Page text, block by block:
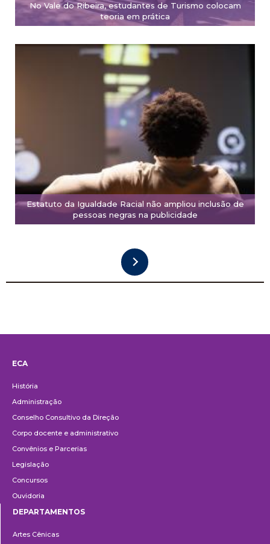
No Vale do Ribeira, estudantes de Turismo colocam
teoria em prática
Estatuto da Igualdade Racial não ampliou inclusão de
pessoas negras na publicidade
ECA
História
Administração
Conselho Consultivo da Direção
Corpo docente e administrativo
Convênios e Parcerias
Legislação
Concursos
Ouvidoria
DEPARTAMENTOS
Artes Cênicas